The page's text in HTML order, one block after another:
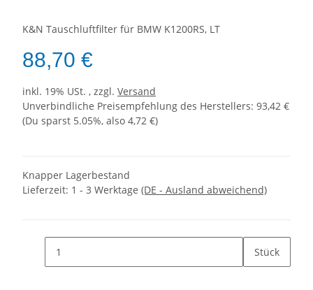
K&N Tauschluftfilter für BMW K1200RS, LT
88,70 €
inkl. 19% USt. , zzgl. Versand
Unverbindliche Preisempfehlung des Herstellers: 93,42 €
(Du sparst 5.05%, also 4,72 €)
Knapper Lagerbestand
Lieferzeit: 1 - 3 Werktage (DE - Ausland abweichend)
Stück